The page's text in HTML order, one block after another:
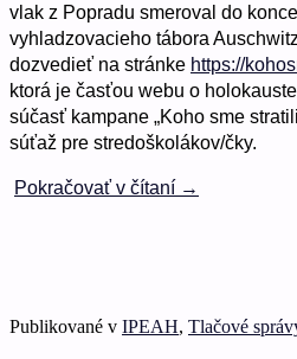
vlak z Popradu smeroval do
vyhladzovacieho tábora
dozvedieť na stránke https://
ktorá je časťou webu o
súčasť kampane „Koho sme
súťaž pre stredoškolákov/čky.
Pokračovať v čítaní →
Publikované v IPEAH, Tlačové